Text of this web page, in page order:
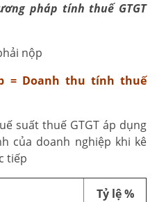
pháp tính thuế GTGT
nộp
= Doanh thu tính thuế
suất thuế GTGT áp dụng
của doanh nghiệp khi kê
tiếp
Tỷ lệ %